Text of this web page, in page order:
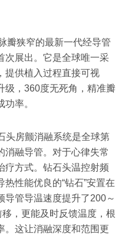
瓣狭窄的最新一代经导管
次展出。它是全球唯一采
提供植入过程直接可视
级，360度无死角，精准瓣
率。
头房颤消融系统是全球第
消融导管。对于心律失常
疗方式。钻石头温控射频
性能优良的“钻石”安置在
导管导温速度提升了200～
，更能及时反馈温度，根
。这让消融深度和范围更